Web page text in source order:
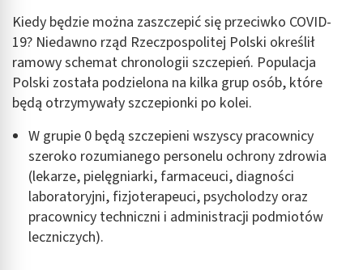
Kiedy będzie można zaszczepić się przeciwko COVID-
19? Niedawno rząd Rzeczpospolitej Polski określił
ramowy schemat chronologii szczepień. Populacja
Polski została podzielona na kilka grup osób, które
będą otrzymywały szczepionki po kolei.
W grupie 0 będą szczepieni wszyscy pracownicy
szeroko rozumianego personelu ochrony zdrowia
(lekarze, pielęgniarki, farmaceuci, diagności
laboratoryjni, fizjoterapeuci, psycholodzy oraz
pracownicy techniczni i administracji podmiotów
leczniczych).